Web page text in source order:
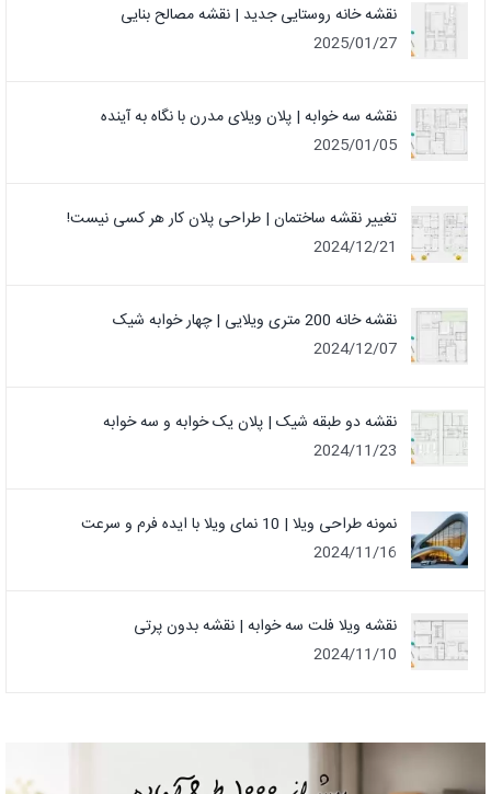
نقشه خانه روستایی جدید | نقشه مصالح بنایی
2025/01/27
نقشه سه خوابه | پلان ویلای مدرن با نگاه به آینده
2025/01/05
تغییر نقشه ساختمان | طراحی پلان کار هر کسی نیست!
2024/12/21
نقشه خانه 200 متری ویلایی | چهار خوابه شیک
2024/12/07
نقشه دو طبقه شیک | پلان یک خوابه و سه خوابه
2024/11/23
نمونه طراحی ویلا | 10 نمای ویلا با ایده فرم و سرعت
2024/11/16
نقشه ویلا فلت سه خوابه | نقشه بدون پرتی
2024/11/10